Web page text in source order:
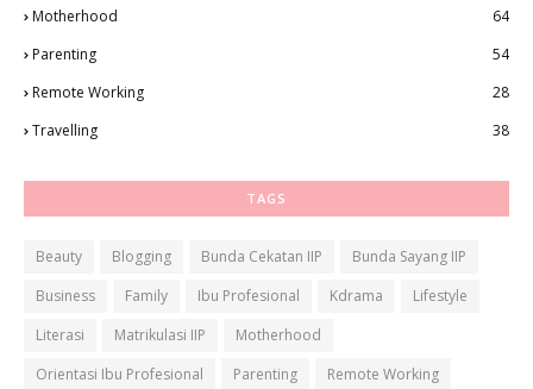
Motherhood
64
Parenting
54
Remote Working
28
Travelling
38
TAGS
Beauty Blogging Bunda Cekatan IIP
Bunda Sayang IIP
Business
Family Ibu Profesional Kdrama
Lifestyle
Literasi
Matrikulasi IIP
Motherhood
Orientasi Ibu Profesional
Parenting
Remote Working